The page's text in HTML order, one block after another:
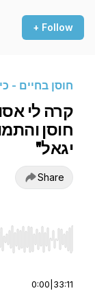
+ Follow
חוסן בחיים -
קרה לי
חוסן
יגאל"
Share
End to jump to
0:00 33:11